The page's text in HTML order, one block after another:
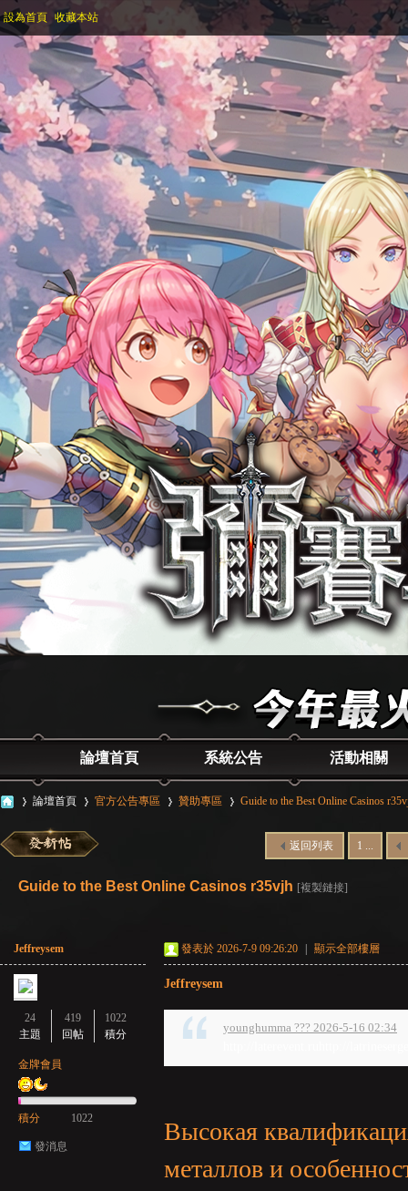
設為首頁 收藏本站
論壇首頁 系統公告 活動相關
»
論壇首頁 官方公告專區
›
贊助專區 Guide to the Best Online Casinos
1 ...
返回列表
Guide to the Best Online Casinos r35vjh [複製鏈接]
Jeffreysem
24
主題
419
回帖
1022
積分
金牌會員
積分 1022
發消息
發表於 2026-7-9 09:26:20 顯示全部樓層
Jeffreysem
younghumma ??? 2026-5-16 02:34
Высокая
металлов и